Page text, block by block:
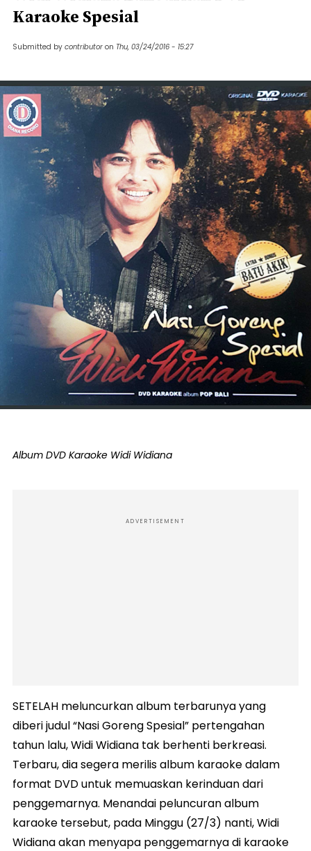
Karaoke Spesial
Submitted by contributor on Thu, 03/24/2016 - 15:27
Album DVD Karaoke Widi Widiana
ADVERTISEMENT
SETELAH meluncurkan album terbarunya yang
diberi judul “Nasi Goreng Spesial” pertengahan
tahun lalu, Widi Widiana tak berhenti berkreasi.
Terbaru, dia segera merilis album karaoke dalam
format DVD untuk memuaskan kerinduan dari
penggemarnya. Menandai peluncuran album
karaoke tersebut, pada Minggu (27/3) nanti, Widi
Widiana akan menyapa penggemarnya di karaoke